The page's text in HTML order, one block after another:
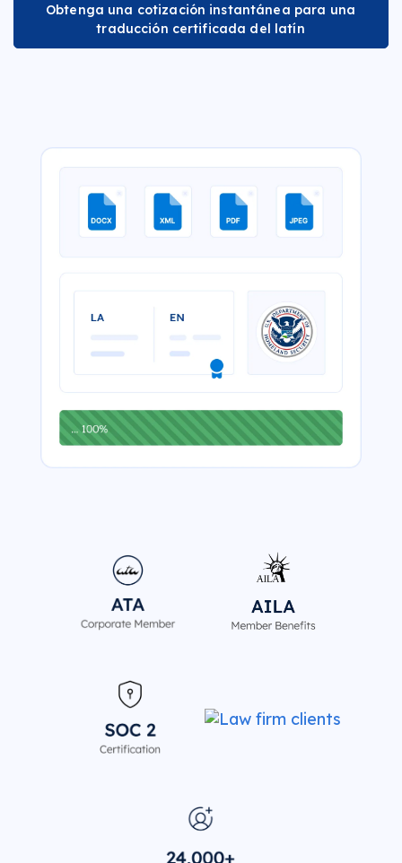
Obtenga una cotización instantánea para una
traducción certificada del latín